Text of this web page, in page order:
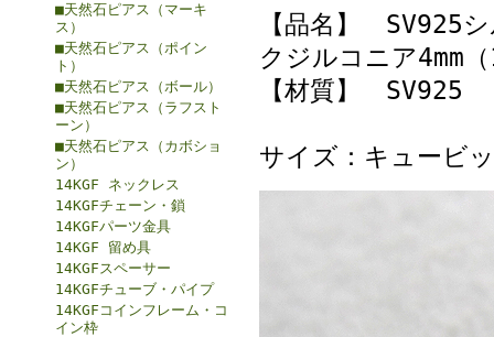
■天然石ピアス（マーキ
ス）
■天然石ピアス（ポイン
ト）
■天然石ピアス（ボール）
■天然石ピアス（ラフスト
ーン）
■天然石ピアス（カボショ
ン）
14KGF ネックレス
14KGFチェーン・鎖
14KGFパーツ金具
14KGF 留め具
14KGFスペーサー
14KGFチューブ・パイプ
14KGFコインフレーム・コ
イン枠
【品名】 SV925
クジルコニア4mm
【材質】 SV925
サイズ：キュービ